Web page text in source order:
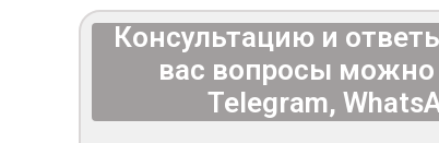
Консультацию и
вас вопросы можно
Telegram,